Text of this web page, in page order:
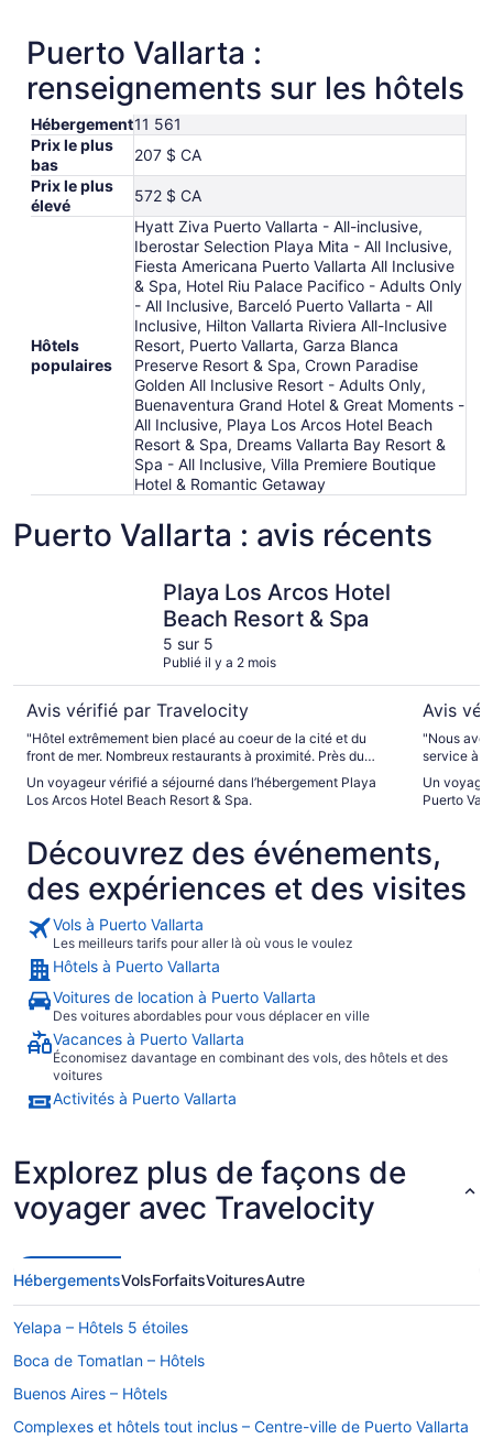
Puerto Vallarta :
renseignements sur les hôtels
Hébergement11 561
Prix le plus
bas
207 $ CA
Prix le plus
élevé
572 $ CA
Hôtels
populaires
Hyatt Ziva Puerto Vallarta - All-inclusive,
Iberostar Selection Playa Mita - All Inclusive,
Fiesta Americana Puerto Vallarta All Inclusive
& Spa, Hotel Riu Palace Pacifico - Adults Only
- All Inclusive, Barceló Puerto Vallarta - All
Inclusive, Hilton Vallarta Riviera All-Inclusive
Resort, Puerto Vallarta, Garza Blanca
Preserve Resort & Spa, Crown Paradise
Golden All Inclusive Resort - Adults Only,
Buenaventura Grand Hotel & Great Moments -
All Inclusive, Playa Los Arcos Hotel Beach
Resort & Spa, Dreams Vallarta Bay Resort &
Spa - All Inclusive, Villa Premiere Boutique
Hotel & Romantic Getaway
Puerto Vallarta : avis récents
Playa Los Arcos Hotel
Beach Resort & Spa
5 sur 5
Publié il y a 2 mois
Avis vérifié par Travelocity
"Hôtel extrêmement bien placé au coeur de la cité et du
front de mer. Nombreux restaurants à proximité. Près du
malecon. Très belle piscine et plage privée."
Un voyageur vérifié a séjourné dans l’hébergement Playa
Los Arcos Hotel Beach Resort & Spa.
Avis
"Nous
service à
le site sont
Un
Puerto
Découvrez des événements,
des expériences et des visites
Vols à Puerto Vallarta
Les meilleurs tarifs pour aller là où vous le voulez
Hôtels à Puerto Vallarta
Voitures de location à Puerto Vallarta
Des voitures abordables pour vous déplacer en ville
Vacances à Puerto Vallarta
Économisez davantage en combinant des vols, des hôtels et des
voitures
Activités à Puerto Vallarta
Explorez plus de façons de
voyager avec Travelocity
HébergementsVolsForfaitsVoituresAutre
Yelapa – Hôtels 5 étoiles
Boca de Tomatlan – Hôtels
Buenos Aires – Hôtels
Complexes et hôtels tout inclus – Centre-ville de Puerto Vallarta